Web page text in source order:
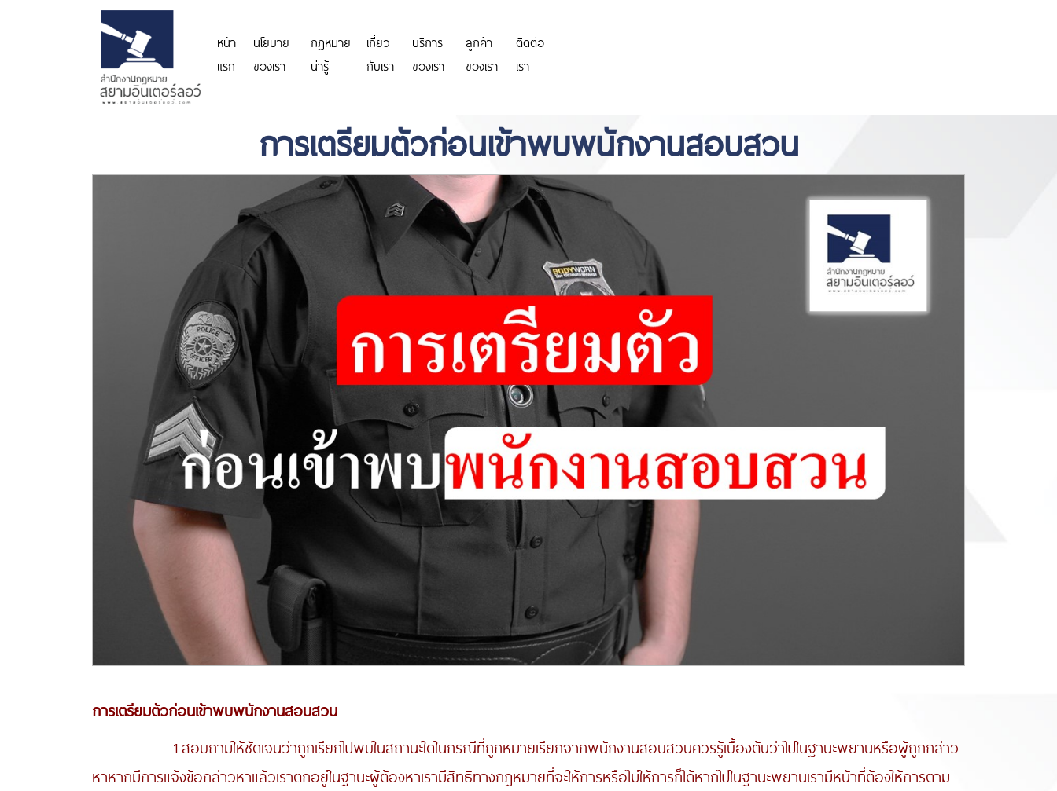
หน้า
แรก
นโยบาย
ของเรา
กฎหมาย
น่ารู้
เกี่ยว
กับเรา
บริการ
ของเรา
ลูกค้า
ของเรา
ติดต่อ
เรา
การเตรียมตัวก่อนเข้าพบพนักงานสอบสวน
การเตรียมตัวก่อนเข้าพบพนักงานสอบสวน
1.สอบถามให้ชัดเจนว่าถูกเรียกไปพบในสถานะใดในกรณีที่ถูกหมายเรียกจากพนักงานสอบสวนควรรู้เบื้องต้นว่าไปในฐานะพยานหรือผู้ถูกกล่าว
หาหากมีการแจ้งข้อกล่าวหาแล้วเราตกอยู่ในฐานะผู้ต้องหาเรามีสิทธิทางกฎหมายที่จะให้การหรือไม่ให้การก็ได้หากไปในฐานะพยานเรามีหน้าที่ต้องให้การตาม